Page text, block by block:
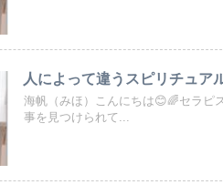
人によって違うスピリチュア
海帆（みほ）こんにちは😊🌈セラピ
事を見つけられて...